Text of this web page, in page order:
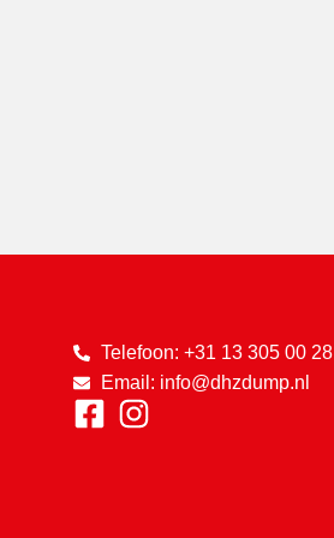
Telefoon: +31 13 305 00 28
Email: info@dhzdump.nl